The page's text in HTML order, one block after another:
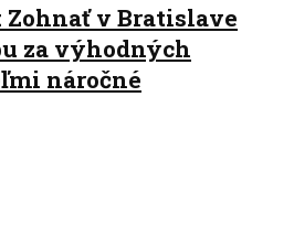
v Bratislave
za výhodných
náročné